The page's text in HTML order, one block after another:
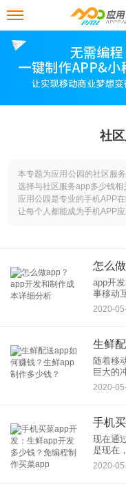
社
本专题为应用公园的社区服
选择与社区服务app多少钱相
应用公园是专业的手机APP
让每个人都能成为手机APP应
怎么
app开
事移动
发一个
问，为
2020-
随着移
巨大的
盒马鲜
互联网
2020-
现在通
是现在
菜app
小哥送
2020-